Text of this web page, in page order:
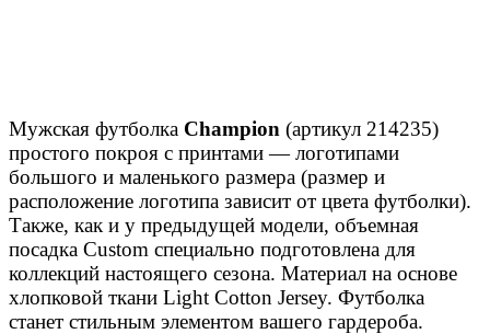
Мужская футболка Champion (артикул 214235)
простого покроя с принтами — логотипами
большого и маленького размера (размер и
расположение логотипа зависит от цвета футболки).
Также, как и у предыдущей модели, объемная
посадка Custom специально подготовлена для
коллекций настоящего сезона. Материал на основе
хлопковой ткани Light Cotton Jersey. Футболка
станет стильным элементом вашего гардероба.